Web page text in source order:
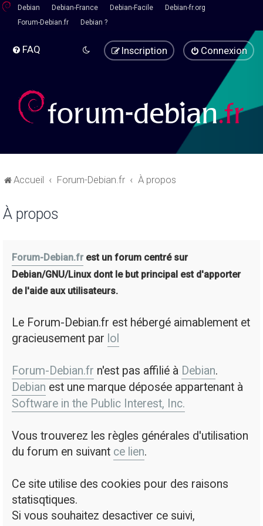
Debian Debian-France Debian-Facile
Debian-fr.org
Forum-Debian.fr
Debian ?
FAQ Connexion
Inscription
Accueil Forum-Debian.fr À propos
À propos
Forum-Debian.fr est un forum centré sur
Debian/GNU/Linux dont le but principal est d'apporter
de l'aide aux utilisateurs.
Le Forum-Debian.fr est hébergé aimablement et
gracieusement par lol
Forum-Debian.fr n'est pas affilié à Debian.
Debian est une marque déposée appartenant à
Software in the Public Interest, Inc.
Vous trouverez les règles générales d'utilisation
du forum en suivant ce lien.
Ce site utilise des cookies pour des raisons
statisqtiques.
Si vous souhaitez desactiver ce suivi,